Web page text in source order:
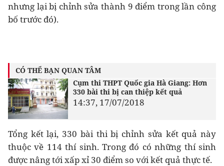
nhưng lại bị chỉnh sửa thành 9 điểm trong lần công
bố trước đó).
CÓ THỂ BẠN QUAN TÂM
Cụm thi THPT Quốc gia Hà Giang: Hơn
330 bài thi bị can thiệp kết quả
14:37, 17/07/2018
Tổng kết lại, 330 bài thi bị chỉnh sửa kết quả này
thuộc về 114 thí sinh. Trong đó có những thí sinh
được nâng tới xấp xỉ 30 điểm so với kết quả thực tế.